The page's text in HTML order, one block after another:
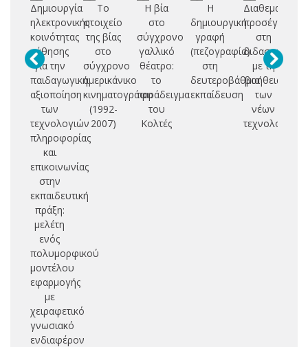
Δημιουργία
ηλεκτρονικής
κοινότητας
μάθησης
για την
παιδαγωγική
αξιοποίηση
των
τεχνολογιών
πληροφορίας
και
επικοινωνίας
στην
εκπαιδευτική
πράξη:
μελέτη
ενός
πολυμορφικού
μοντέλου
εφαρμογής
με
χειραφετικό
γνωσιακό
ενδιαφέρον
Το
στοιχείο
της βίας
στο
σύγχρονο
αμερικάνικο
κινηματογράφο
(1992-
2007)
Η βία
στο
σύγχρονο
γαλλικό
θέατρο:
το
παράδειγμα
του
Κολτές
Η
δημιουργική
γραφή
(πεζογραφία)
στη
δευτεροβάθμια
εκπαίδευση
Διαθεματική
προσέγγιση
στη
διδασκαλία
με τη
βοήθεια
των
νέων
τεχνολογιών